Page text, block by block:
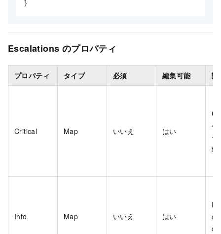
}
Escalations のプロパティ
プロパティ タイプ 必須 編集可能 説
Critical Map いいえ はい
ベ
ー
細
Info Map いいえ はい
の
の